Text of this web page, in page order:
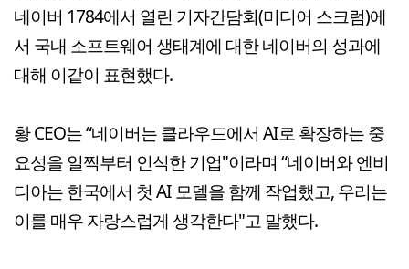
네이버 1784에서 열린 기자간담회(미디어 스크럼)에
서 국내 소프트웨어 생태계에 대한 네이버의 성과에
대해 이같이 표현했다.
황 CEO는 “네이버는 클라우드에서 AI로 확장하는 중
요성을 일찍부터 인식한 기업"이라며 “네이버와 엔비
디아는 한국에서 첫 AI 모델을 함께 작업했고, 우리는
이를 매우 자랑스럽게 생각한다"고 말했다.